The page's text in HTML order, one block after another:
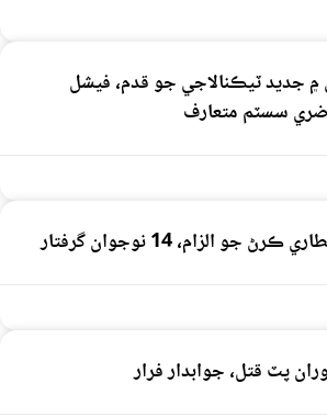
جديد ٽيڪنالاجي جو قدم، فيشل
سسٽم متعارف
الزام، 14 نوجوان گرفتار
پٽ قتل، جوابدار فرار